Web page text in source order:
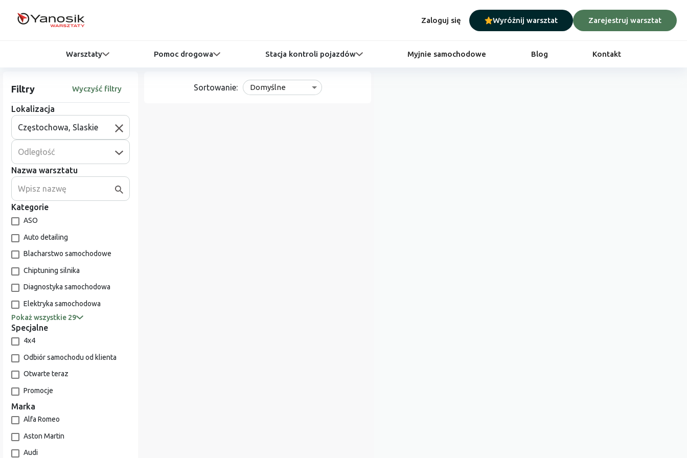
Zaloguj się Wyróżnij warsztat Zarejestruj warsztat
Warsztaty Pomoc drogowa Stacja kontroli pojazdów Myjnie samochodowe Blog Kontakt
Filtry Wyczyść filtry
Lokalizacja
Odległość
Nazwa warsztatu
Kategorie
ASO
Auto detailing
Blacharstwo samochodowe
Chiptuning silnika
Diagnostyka samochodowa
Elektryka samochodowa
Pokaż wszystkie 29
Specjalne
4x4
Odbiór samochodu od klienta
Otwarte teraz
Promocje
Marka
Alfa Romeo
Aston Martin
Audi
Sortowanie: Domyślne